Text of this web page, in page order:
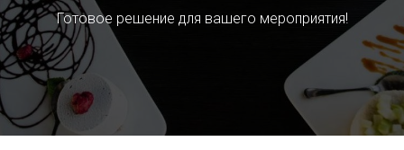
Готовое решение для вашего мероприятия!